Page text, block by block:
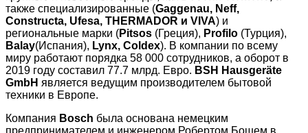
также специализированные (Gaggenau, Neff,
Constructa, Ufesa, THERMADOR и VIVA) и
региональные марки (Pitsos (Греция), Profilo (Турция),
Balay(Испания), Lynx, Coldex). В компании по всему
миру работают порядка 58 000 сотрудников, а оборот в
2019 году составил 77.7 млрд. Евро. BSH Hausgeräte
GmbH является ведущим производителем бытовой
техники в Европе.
Компания Bosch была основана немецким